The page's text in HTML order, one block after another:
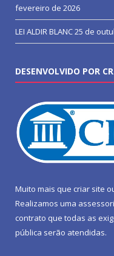
fevereiro de 2026
LEI ALDIR BLANC25 de
DESENVOLVIDO POR
Muito mais que criar site
Realizamos uma
contrato que todas as
pública serão atendidas.